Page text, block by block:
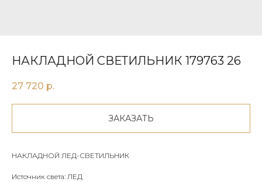
НАКЛАДНОЙ СВЕТИЛЬНИК 179763 26
27 720 р.
ЗАКАЗАТЬ
НАКЛАДНОЙ ЛЕД-СВЕТИЛЬНИК
Источник света: ЛЕД